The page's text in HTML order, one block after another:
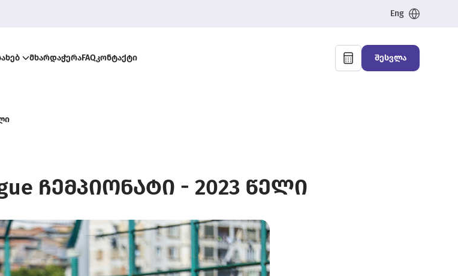
Eng
მხარდაჭერაFAQკონტაქტი შესვლა
ჩემპიონატი - 2023 წელი